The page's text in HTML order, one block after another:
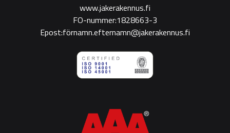
www.jakerakennus.fi
FO-nummer:1828663-3
Epost:förnamn.efternamn@jakerakennus.fi